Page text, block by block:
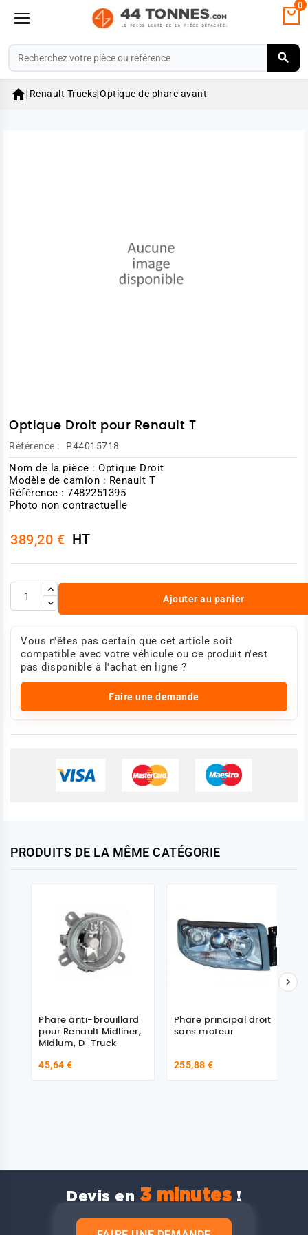
0
 Renault Trucks Optique de phare avant
Optique Droit pour Renault T
Référence : P44015718
Nom de la pièce : Optique Droit
Modèle de camion : Renault T
Référence : 7482251395
Photo non contractuelle
389,20 € HT
Ajouter au panier
Vous n'êtes pas certain que cet article soit
compatible avec votre véhicule ou ce produit n'est
pas disponible à l'achat en ligne ?
Faire une demande
PRODUITS DE LA MÊME CATÉGORIE
Phare anti-brouillard
pour Renault Midliner,
Midlum, D-Truck
45,64 €
Phare principal droit
sans moteur
255,88 €

Devis en 3 minutes !